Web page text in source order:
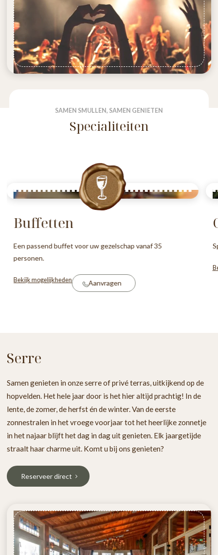
SAMEN SMULLEN, SAMEN GENIETEN
Specialiteiten
Buffetten
Een passend buffet voor uw gezelschap vanaf 35
personen.
Bekijk mogelijkheden Aanvragen
Serre
Samen genieten in onze serre of privé terras, uitkijkend op de
hopvelden. Het hele jaar door is het hier altijd prachtig! In de
lente, de zomer, de herfst én de winter. Van de eerste
zonnestralen in het vroege voorjaar tot het heerlijke zonnetje
in het najaar blijft het dag in dag uit genieten. Elk jaargetijde
straalt haar charme uit. Komt u bij ons genieten?
Reserveer direct